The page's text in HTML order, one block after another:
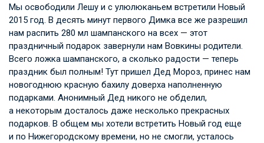
Мы освободили Лешу и с улюлюканьем встретили Новый
2015 год. В десять минут первого Димка все же разрешил
нам распить 280 мл шампанского на всех — этот
праздничный подарок завернули нам Вовкины родители.
Всего ложка шампанского, а сколько радости — теперь
праздник был полным! Тут пришел Дед Мороз, принес нам
новогоднюю красную бахилу доверха наполненную
подарками. Анонимный Дед никого не обделил,
а некоторым досталось даже несколько прекрасных
подарков. В общем мы хотели встретить Новый год еще
и по Нижегородскому времени, но не смогли, усталось